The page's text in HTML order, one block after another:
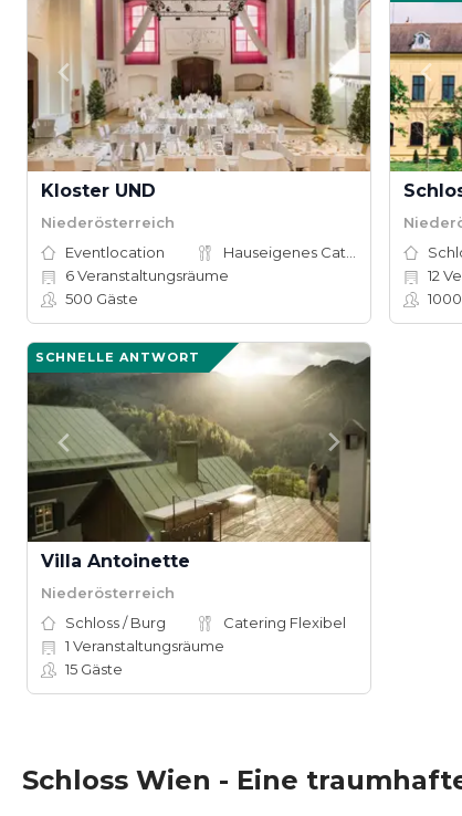
Kloster UND
Niederösterreich
Eventlocation
6Veranstaltungsräume
500 Gäste
12
1000
SCHNELLE ANTWORT
Villa Antoinette
Niederösterreich
Schloss / Burg
Catering Flexibel
1 Veranstaltungsräume
15 Gäste
Schloss Wien - Eine